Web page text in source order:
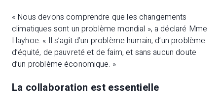
« Nous devons comprendre que les changements
climatiques sont un problème mondial », a déclaré Mme
Hayhoe. « Il s’agit d’un problème humain, d’un problème
d’équité, de pauvreté et de faim, et sans aucun doute
d’un problème économique. »
La collaboration est essentielle